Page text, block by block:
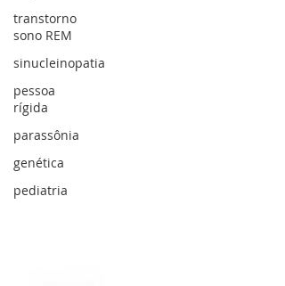
transtorno
sono REM
sinucleinopatia
pessoa
rígida
parassônia
genética
pediatria